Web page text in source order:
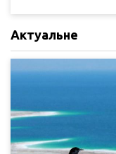
Актуальне